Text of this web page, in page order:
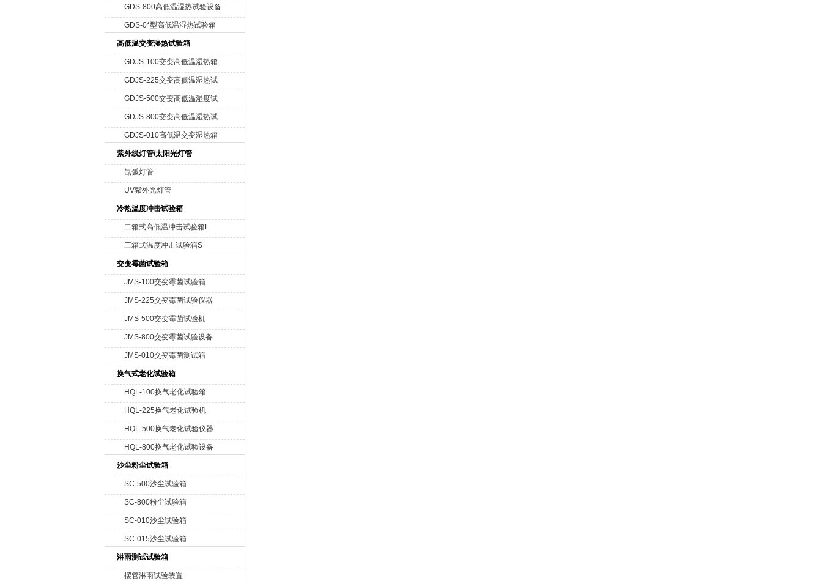
GDS-800高低温湿热试验设备
GDS-0*型高低温湿热试验箱
高低温交变湿热试验箱
GDJS-100交变高低温湿热箱
GDJS-225交变高低温湿热试
验仪器
GDJS-500交变高低温湿度试
验机
GDJS-800交变高低温湿热试
验设备
GDJS-010高低温交变湿热箱
紫外线灯管/太阳光灯管
氙弧灯管
UV紫外光灯管
冷热温度冲击试验箱
二箱式高低温冲击试验箱L
三箱式温度冲击试验箱S
交变霉菌试验箱
JMS-100交变霉菌试验箱
JMS-225交变霉菌试验仪器
JMS-500交变霉菌试验机
JMS-800交变霉菌试验设备
JMS-010交变霉菌测试箱
换气式老化试验箱
HQL-100换气老化试验箱
HQL-225换气老化试验机
HQL-500换气老化试验仪器
HQL-800换气老化试验设备
沙尘粉尘试验箱
SC-500沙尘试验箱
SC-800粉尘试验箱
SC-010沙尘试验箱
SC-015沙尘试验箱
淋雨测试试验箱
摆管淋雨试验装置